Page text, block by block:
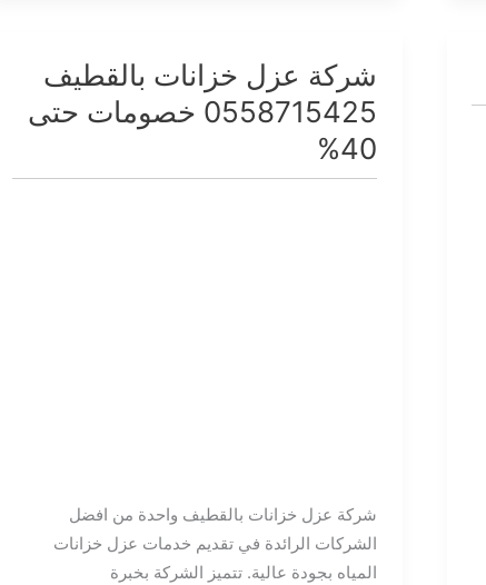
شركة عزل خزانات بالقطيف
0558715425 خصومات حتى
40%
شركة عزل خزانات بالقطيف واحدة من افضل
الشركات الرائدة في تقديم خدمات عزل خزانات
المياه بجودة عالية. تتميز الشركة بخبرة
شركة
عزل
خزانات
بالقطيف
0558715425